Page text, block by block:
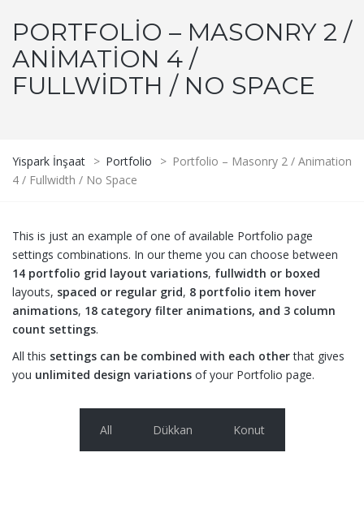
PORTFOLIO – MASONRY 2 /
ANIMATION 4 /
FULLWIDTH / NO SPACE
Yispark İnşaat > Portfolio > Portfolio – Masonry 2 / Animation
4 / Fullwidth / No Space
This is just an example of one of available Portfolio page
settings combinations. In our theme you can choose between
14 portfolio grid layout variations, fullwidth or boxed
layouts, spaced or regular grid, 8 portfolio item hover
animations, 18 category filter animations, and 3 column
count settings.
All this settings can be combined with each otherthat gives
you unlimited design variations of your Portfolio page.
All Dükkan Konut